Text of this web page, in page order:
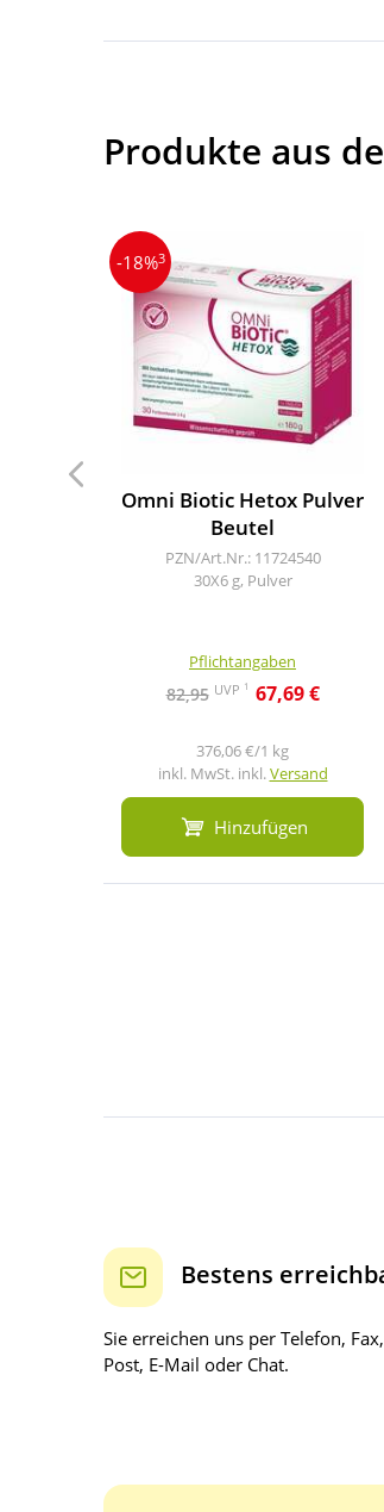
Produkte aus
-18%3
Omni Biotic Hetox Pulver
Beutel
PZN/Art.Nr.: 11724540
30X6 g, Pulver
Pflichtangaben
82,95 UVP 1 67,69 €
376,06 €/1 kg
inkl. MwSt. inkl.Versand
Hinzufügen
Bestens
Sie erreichen uns per Telefon, Fax,
Post, E-Mail oder Chat.